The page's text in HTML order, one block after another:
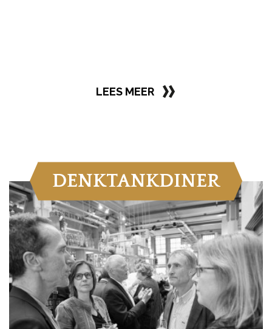
LEES MEER
DENKTANKDINER